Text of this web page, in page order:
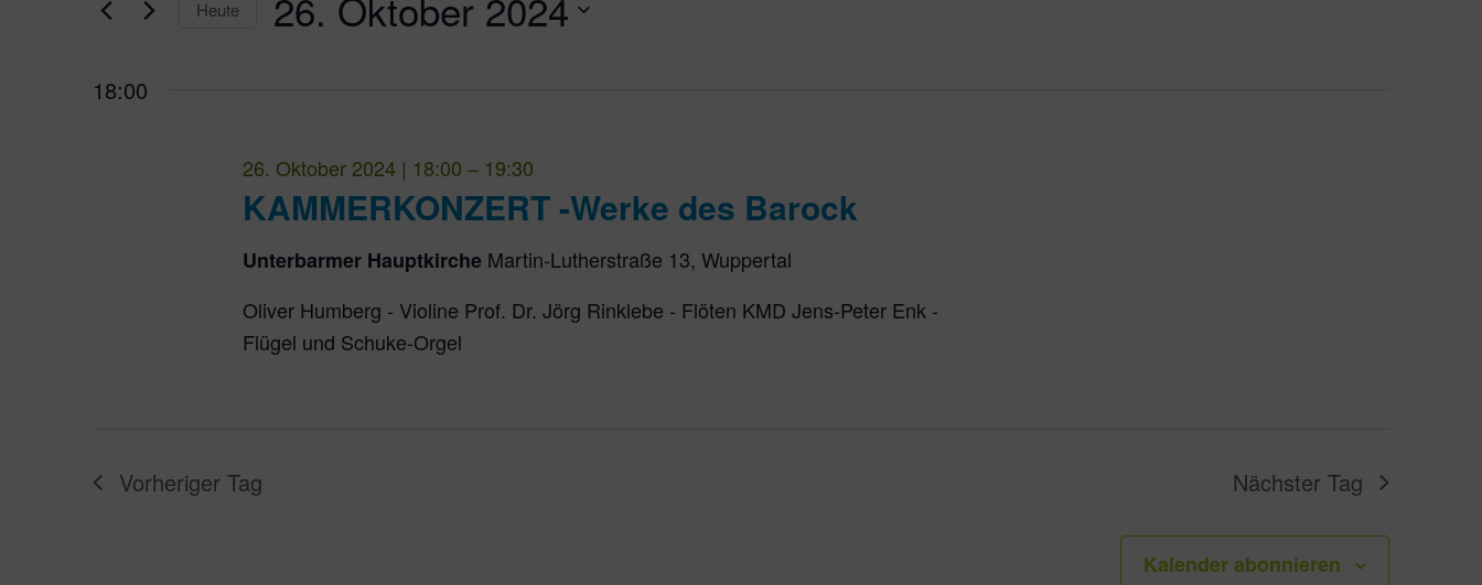
Ansichten,
Heute
18:00
KAMMERKONZERT -Werke des Barock
26. Oktober 2024 | 18:00 – 19:30
Unterbarmer Hauptkirche Martin-Lutherstraße 13, Wuppertal
Oliver Humberg - Violine Prof. Dr. Jörg Rinklebe - Flöten KMD Jens-Peter Enk -
Flügel und Schuke-Orgel
Vorheriger Tag Nächster Tag
Kalender abonnieren